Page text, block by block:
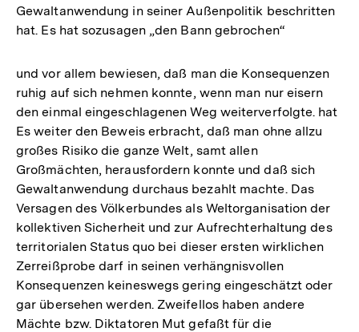
Gewaltanwendung in seiner Außenpolitik beschritten
hat. Es hat sozusagen „den Bann gebrochen“
und vor allem bewiesen, daß man die Konsequenzen
ruhig auf sich nehmen konnte, wenn man nur eisern
den einmal eingeschlagenen Weg weiterverfolgte. hat
Es weiter den Beweis erbracht, daß man ohne allzu
großes Risiko die ganze Welt, samt allen
Großmächten, herausfordern konnte und daß sich
Gewaltanwendung durchaus bezahlt machte. Das
Versagen des Völkerbundes als Weltorganisation der
kollektiven Sicherheit und zur Aufrechterhaltung des
territorialen Status quo bei dieser ersten wirklichen
Zerreißprobe darf in seinen verhängnisvollen
Konsequenzen keineswegs gering eingeschätzt oder
gar übersehen werden. Zweifellos haben andere
Mächte bzw. Diktatoren Mut gefaßt für die